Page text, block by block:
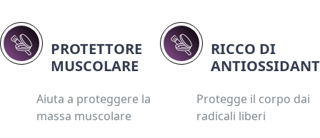
PROTETTORE
MUSCOLARE
Aiuta a proteggere la
massa muscolare
RICCO DI
Protegge il corpo dai
radicali liberi